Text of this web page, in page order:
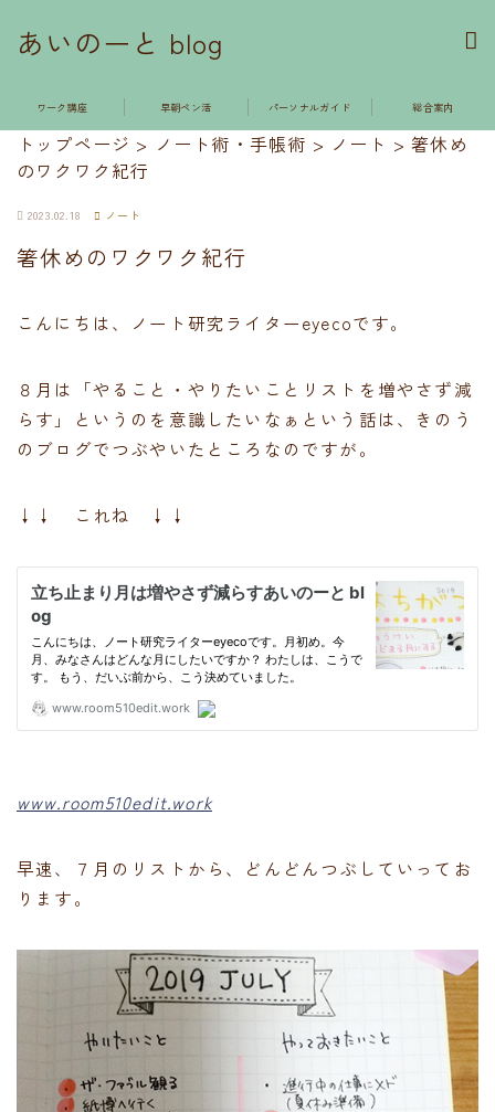
あいのーと blog
ワーク講座 早朝ペン活 パーソナルガイド 総合案内
トップページ > ノート術・手帳術 > ノート >箸休め
のワクワク紀行
2023.02.18 ノート
箸休めのワクワク紀行
こんにちは、ノート研究ライターeyecoです。
８月は「やること・やりたいことリストを増やさず減
らす」というのを意識したいなぁという話は、きのう
のブログでつぶやいたところなのですが。
↓↓ これね ↓↓
www.room510edit.work
早速、７月のリストから、どんどんつぶしていってお
ります。